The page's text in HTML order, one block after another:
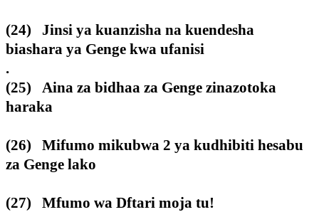
(24) Jinsi ya kuanzisha na kuendesha
biashara ya Genge kwa ufanisi
.
(25) Aina za bidhaa za Genge zinazotoka
haraka
(26) Mifumo mikubwa 2 ya kudhibiti hesabu
za Genge lako
(27) Mfumo wa Dftari moja tu!